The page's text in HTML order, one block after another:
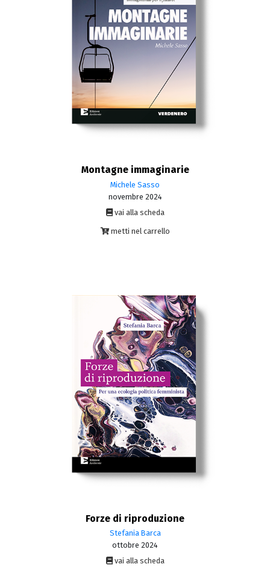
Montagne immaginarie
Michele Sasso
novembre 2024
vai alla scheda
metti nel carrello
Forze di riproduzione
Stefania Barca
ottobre 2024
vai alla scheda